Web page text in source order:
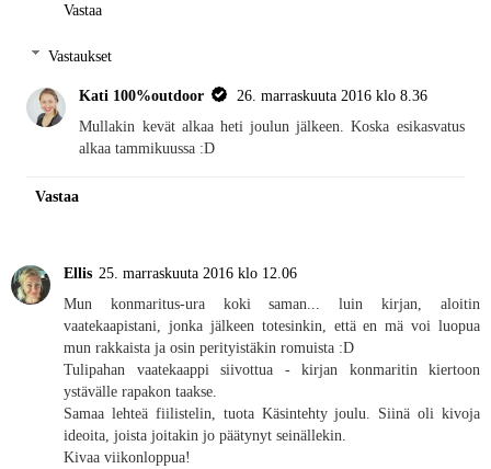
Vastaa
Vastaukset
Kati 100%outdoor
26. marraskuuta 2016 klo 8.36
Mullakin kevät alkaa heti joulun jälkeen. Koska esikasvatus
alkaa tammikuussa :D
Vastaa
Ellis 25. marraskuuta 2016 klo 12.06
Mun konmaritus-ura koki saman... luin kirjan, aloitin
vaatekaapistani, jonka jälkeen totesinkin, että en mä voi luopua
mun rakkaista ja osin perityistäkin romuista :D
Tulipahan vaatekaappi siivottua - kirjan konmaritin kiertoon
ystävälle rapakon taakse.
Samaa lehteä fiilistelin, tuota Käsintehty joulu. Siinä oli kivoja
ideoita, joista joitakin jo päätynyt seinällekin.
Kivaa viikonloppua!